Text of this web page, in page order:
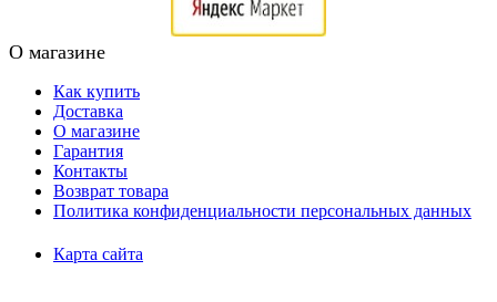
О магазине
Как купить
Доставка
О магазине
Гарантия
Контакты
Возврат товара
Политика конфиденциальности персональных данных
Карта сайта